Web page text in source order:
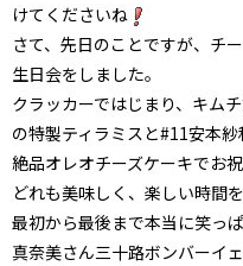
けてくださいね
さて、先日のことですが、チ
生日会をしました。
クラッカーではじまり、キム
の特製ティラミスと#11安本
絶品オレオチーズケーキでお祝
どれも美味しく、楽しい時間
最初から最後まで本当に笑っ
真奈美さん三十路ボンバーイ